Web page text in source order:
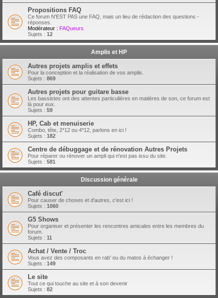
Propositions FAQ
Ce forum N'EST PAS une FAQ, mais un lieu de rédaction des questions -
réponses.
Modérateur : FAQueurs
Sujets : 12
Amplis et HP
Autres projets amplis et effets
Pour la conception et la réalisation de vos amplis.
Sujets : 869
Autres projets pour guitare basse
Les bassistes ont des attentes particulières en matières de son, ce forum est
là pour eux.
Sujets : 59
HP, Cab et menuiserie
Combo, tête, 2*12 ou 4*12, parlons en ici !
Sujets : 182
Centre de débuggage et de rénovation Autres Projets
Pour réparer ou rénover un ampli qui n'est pas issu du site.
Sujets : 581
Discussion générale
Café discut'
Pour causer de choses et d'autres, c'est ici !
Sujets : 1060
G5 Shows
Pour organiser et présenter les rencontres amicales entre les membres du
forum.
Sujets : 11
Achat / Vente / Troc
Vous avez des composants en rab' ou du matos à échanger !
Sujets : 149
Le site
Tout ce qui touche au site et à son devenir
Sujets : 82